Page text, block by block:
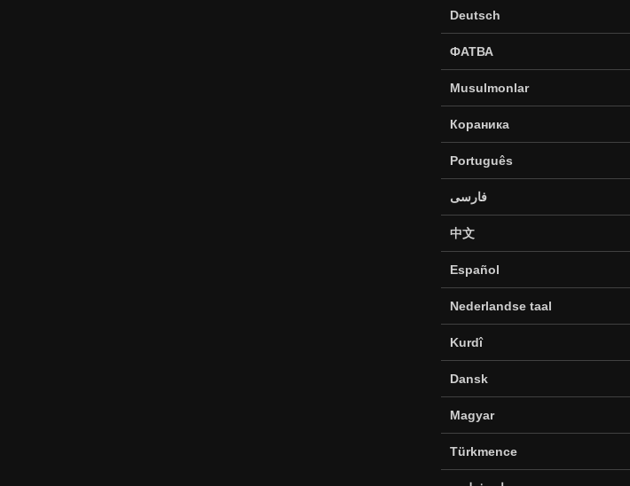
Deutsch
ФАТВА
Musulmonlar
Кораника
Português
فارسی
中文
Español
Nederlandse taal
Kurdî
Dansk
Magyar
Türkmence